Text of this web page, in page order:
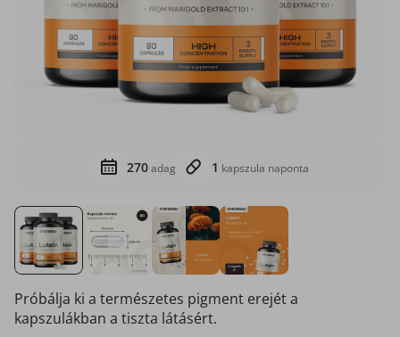
270adag 1 kapszula naponta
Próbálja ki a természetes pigment erejét a
kapszulákban a tiszta látásért.